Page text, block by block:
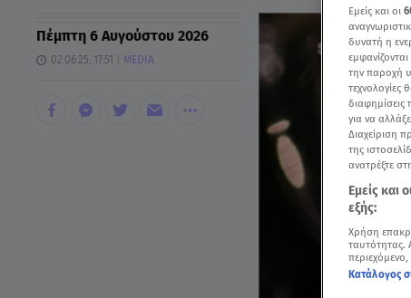
Πέμπτη 6 Αυγούστου 2026
02.06.25, 17:51 MEDIA
Εμείς και οι
δυνατή η
την παροχή
τεχνολογίες
διαφημίσεις
για να
Διαχείριση
της
ανατρέξτε
Εμείς και
εξής:
Χρήση
ταυτότητας.
Κατάλογος